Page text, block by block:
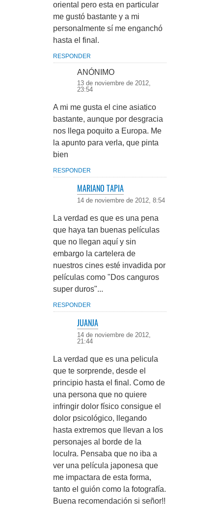
oriental pero esta en particular
me gustó bastante y a mi
personalmente sí me enganchó
hasta el final.
RESPONDER
ANÓNIMO
13 de noviembre de 2012,
23:54
A mi me gusta el cine asiatico
bastante, aunque por desgracia
nos llega poquito a Europa. Me
la apunto para verla, que pinta
bien
RESPONDER
MARIANO TAPIA
14 de noviembre de 2012, 8:54
La verdad es que es una pena
que haya tan buenas películas
que no llegan aquí y sin
embargo la cartelera de
nuestros cines esté invadida por
películas como "Dos canguros
super duros"...
RESPONDER
JUANJA
14 de noviembre de 2012,
21:44
La verdad que es una pelicula
que te sorprende, desde el
principio hasta el final. Como de
una persona que no quiere
infringir dolor físico consigue el
dolor psicológico, llegando
hasta extremos que llevan a los
personajes al borde de la
loculra. Pensaba que no iba a
ver una película japonesa que
me impactara de esta forma,
tanto el guión como la fotografía.
Buena recomendación si señor!!